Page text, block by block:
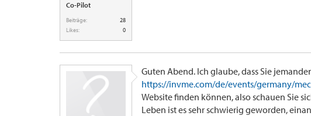
Co-Pilot
Beiträge:
28
Likes:
0
Guten Abend. Ich glaube, dass Sie
https://invme.com/de/events/germany/
Website finden können, also schauen Sie
Leben ist es sehr schwierig geworden,